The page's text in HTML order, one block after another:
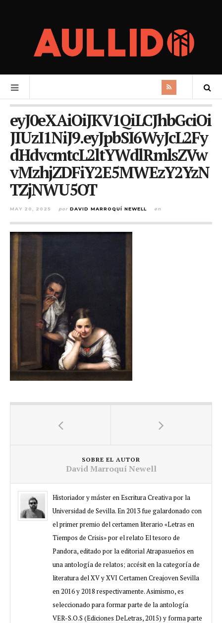
eyJ0eXAiOiJKV1QiLCJhbGciOi
JIUzI1NiJ9.eyJpbSI6WyJcL2Fy
dHdvcmtcL2ltYWdlRmlsZVw
vMzhjZDFiY2E5MWEzY2YzN
TZjNWU5OT
MAY 20, 2025 por DAVID MARROQUÍ NEWELL en
SOBRE EL AUTOR
David Marroquí Newell
Historiador y máster en Escritura Creativa por la
Universidad de Sevilla. En 2013 fue galardonado con
el primer premio del certamen literario «Letras en
Tiempos de Crisis» por el relato El tesoro de
Pandora, editado por la editorial Atrapasueños en
una antología de relatos; accésit en la categoría de
literatura del XV y XVI Certamen Creajoven Sevilla
en 2016 y 2018 respectivamente. Asimismo, es
seleccionado para formar parte de la antología
VER-S.O.S (Ediciones DeLetras, 2015) y forma parte